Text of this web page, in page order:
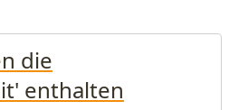
die
enthalten